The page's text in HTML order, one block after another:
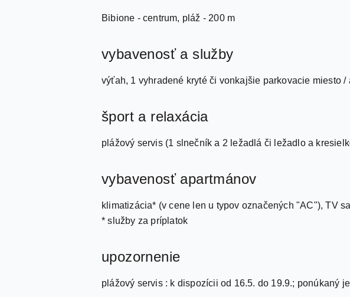
Bibione - centrum, pláž - 200 m
vybavenosť a služby
výťah, 1 vyhradené kryté či vonkajšie parkovacie miesto
šport a relaxácia
plážový servis (1 slnečník a 2 ležadlá či ležadlo a
vybavenosť apartmánov
klimatizácia* (v cene len u typov označených "AC"), TV
* služby za príplatok
upozornenie
plážový servis : k dispozícii od 16.5. do 19.9.; ponúkaný